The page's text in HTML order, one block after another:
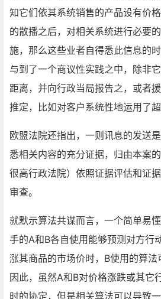
知它们依其系统销售的产品设有价
的散播之后，对相关系统进行必要
施，那么这些业者自得悉此信息的
与到了一个商议性实践之中，除非
距离，并向行政当局报告之，或者
推定，比如对客户系统性地运用了
欧盟法院还指出，一则讯息的发送
悉相关内容的充分证据，归由本案
很高行政法院）依照证据评估和证
审查。
就默示算法共谋而言，一个简单易
手的A和B各自使用能够预测对方行
涨其商品的市场价时，B使用的算法
因此，虽然A和B对价格涨跌或其它
时的协定，但是相关算法可以导致